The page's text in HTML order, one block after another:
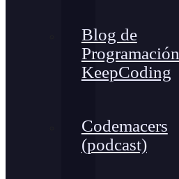
Blog de
Programación
KeepCoding
Codemacers
(podcast)